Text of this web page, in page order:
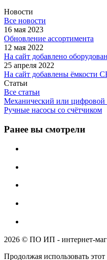
Новости
Все новости
16 мая 2023
Обновление ассортимента
12 мая 2022
На сайт добавлено
25 апреля 2022
На сайт добавлены ёмкости
Статьи
Все статьи
Механический или цифровой
Ручные насосы со счётчиком
Ранее вы смотрели
2026 © ПО ИП - интернет-
Продолжая использовать